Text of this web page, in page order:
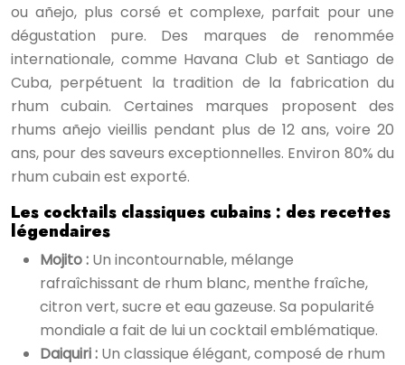
ou añejo, plus corsé et complexe, parfait pour une
dégustation pure. Des marques de renommée
internationale, comme Havana Club et Santiago de
Cuba, perpétuent la tradition de la fabrication du
rhum cubain. Certaines marques proposent des
rhums añejo vieillis pendant plus de 12 ans, voire 20
ans, pour des saveurs exceptionnelles. Environ 80% du
rhum cubain est exporté.
Les cocktails classiques cubains : des recettes
légendaires
Mojito : Un incontournable, mélange
rafraîchissant de rhum blanc, menthe fraîche,
citron vert, sucre et eau gazeuse. Sa popularité
mondiale a fait de lui un cocktail emblématique.
Daiquiri : Un classique élégant, composé de rhum